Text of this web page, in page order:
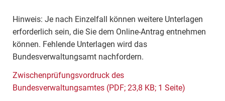
Hinweis: Je nach Einzelfall können weitere Unterlagen
erforderlich sein, die Sie dem Online-Antrag entnehmen
können. Fehlende Unterlagen wird das
Bundesverwaltungsamt nachfordern.
Zwischenprüfungsvordruck des
Bundesverwaltungsamtes (PDF; 23,8 KB; 1 Seite)